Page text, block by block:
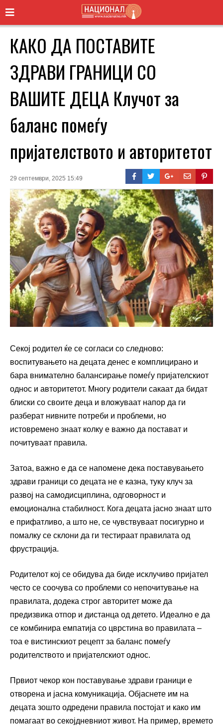
КАКО ДА ПОСТАВИТЕ
ЗДРАВИ ГРАНИЦИ СО
ВАШИТЕ ДЕЦА Клучот за
баланс помеѓу
пријателството и авторитетот
29 септември, 2025 15:49
Секој родител ќе се согласи со следново:
воспитувањето на децата денес е комплицирано и
бара внимателно балансирање помеѓу пријателскиот
однос и авторитетот. Многу родители сакаат да бидат
блиски со своите деца и вложуваат напор да ги
разберат нивните потреби и проблеми, но
истовремено знаат колку е важно да постават и
почитуваат правила.
Затоа, важно е да се напомене дека поставувањето
здрави граници со децата не е казна, туку клуч за
развој на самодисциплина, одговорност и
емоционална стабилност. Кога децата јасно знаат што
е прифатливо, а што не, се чувствуваат посигурно и
помалку се склони да ги тестираат правилата од
фрустрација.
Родителот кој се обидува да биде исклучиво пријател
често се соочува со проблеми со непочитување на
правилата, додека строг авторитет може да
предизвика отпор и дистанца од детето. Идеално е да
се комбинира емпатија со цврстина во правилата –
тоа е вистинскиот рецепт за баланс помеѓу
родителството и пријателскиот однос.
Првиот чекор кон поставување здрави граници е
отворена и јасна комуникација. Објаснете им на
децата зошто одредени правила постојат и како им
помагаат во секојдневниот живот. На пример, времето